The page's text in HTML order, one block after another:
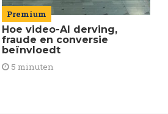
Premium
Hoe video-AI derving,
fraude en conversie
beïnvloedt
5 minuten